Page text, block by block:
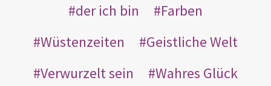
der ich bin
Farben
Wüstenzeiten
Geistliche Welt
Verwurzelt sein
Wahres Glück